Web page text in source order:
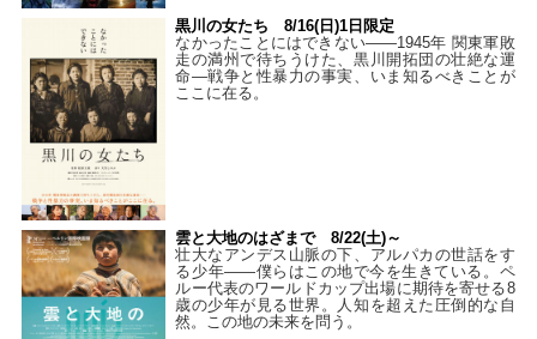
黒川の女たち 8/16(日)1日限定
なかったことにはできない——1945年 関東軍敗
走の満州で待ちうけた、黒川開拓団の壮絶な運
命―戦争と性暴力の事実、いま知るべきことが
ここに在る。
雲と大地のはざまで 8/22(土)～
壮大なアンデス山脈の下、アルパカの世話をす
る少年――僕らはこの地で今を生きている。ペ
ルー代表のワールドカップ出場に期待を寄せる8
歳の少年が見る世界。人知を超えた圧倒的な自
然。この地の未来を問う。